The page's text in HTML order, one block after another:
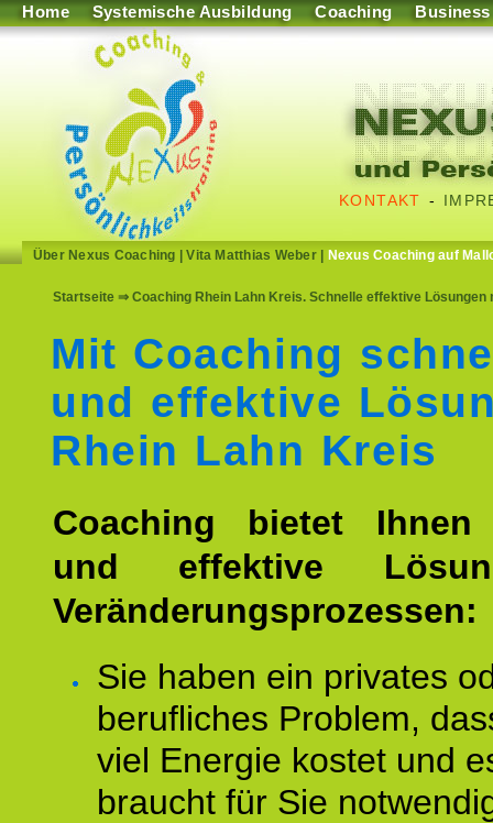
Home Systemische Ausbildung Coaching Business
KONTAKT -
Über Nexus Coaching |Vita Matthias Weber| Nexus Coaching auf
Startseite ⇒ Coaching Rhein Lahn Kreis. Schnelle effektive
Mit Coaching
und effektive
Rhein Lahn Kreis
Coaching bietet Ihnen
und effektive
Veränderungsprozessen:
Sie haben ein privates
berufliches Problem,
viel Energie kostet und
braucht für Sie